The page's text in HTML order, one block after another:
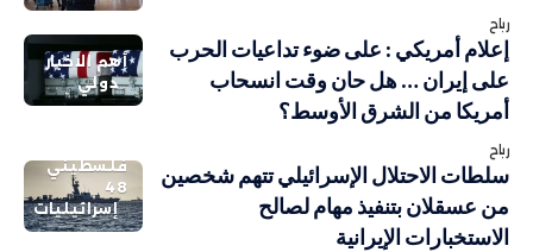
رباح
أهم الاخبار
دولي
إعلام أمريكي : على ضوء تداعيات الحرب
على إيران … هل حان وقت انسحاب
أمريكا من الشرق الأوسط؟
رباح
فلسطيني
48
إسرائيليات
سلطات الاحتلال الإسرائيلي تتهم شخصين
من عسقلان بتنفيذ مهام لصالح
الاستخبارات الإيرانية